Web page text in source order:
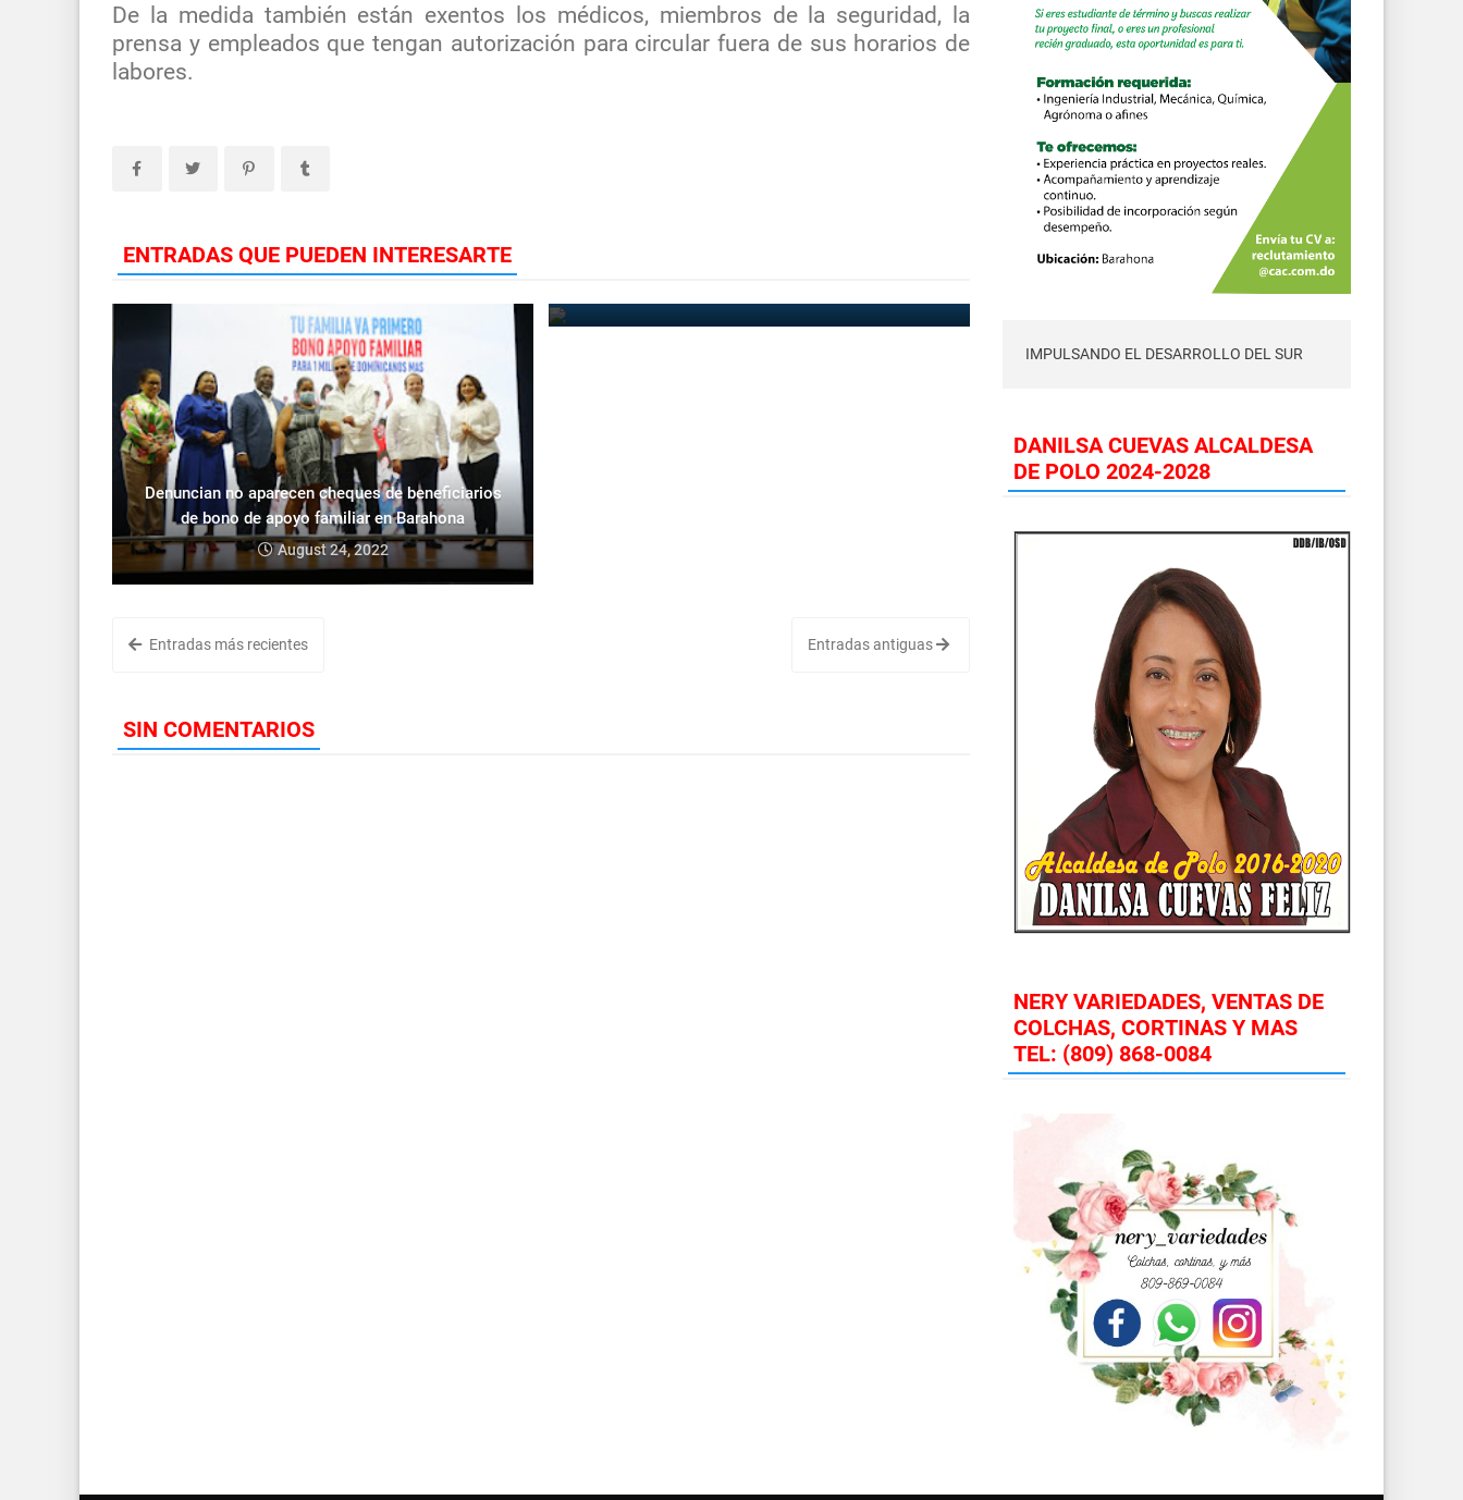
De la medida también están exentos los médicos, miembros de la seguridad, la
prensa y empleados que tengan autorización para circular fuera de sus horarios de
labores.
ENTRADAS QUE PUEDEN INTERESARTE
Denuncian no aparecen cheques de beneficiarios
de bono de apoyo familiar en Barahona
August 24, 2022
Entradas más recientes Entradas antiguas
SIN COMENTARIOS
IMPULSANDO EL DESARROLLO DEL SUR
DANILSA CUEVAS ALCALDESA
DE POLO 2024-2028
NERY VARIEDADES, VENTAS DE
COLCHAS, CORTINAS Y MAS
TEL: (809) 868-0084